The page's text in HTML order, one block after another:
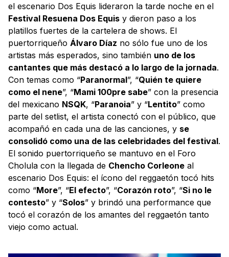
el escenario Dos Equis lideraron la tarde noche en el
Festival Resuena Dos Equis y dieron paso a los
platillos fuertes de la cartelera de shows. El
puertorriqueño Álvaro Díaz no sólo fue uno de los
artistas más esperados, sino también uno de los
cantantes que más destacó a lo largo de la jornada.
Con temas como “Paranormal”, “Quién te quiere
como el nene”, “Mami 100pre sabe” con la presencia
del mexicano NSQK, “Paranoia” y “Lentito” como
parte del setlist, el artista conectó con el público, que
acompañó en cada una de las canciones, y se
consolidó como una de las celebridades del festival.
El sonido puertorriqueño se mantuvo en el Foro
Cholula con la llegada de Chencho Corleone al
escenario Dos Equis: el ícono del reggaetón tocó hits
como “More”, “El efecto”, “Corazón roto”, “Si no le
contesto” y “Solos” y brindó una performance que
tocó el corazón de los amantes del reggaetón tanto
viejo como actual.